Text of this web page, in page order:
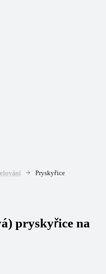
Pryskyřice
pryskyřice na